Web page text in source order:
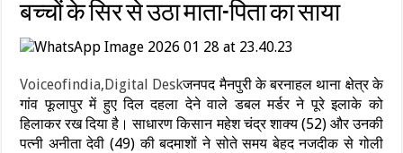
बच्चों के सिर से उठा माता-पिता का साया
Voiceofindia,Digital Deskजनपद मैनपुरी के बरनाहल थाना क्षेत्र के
गांव फूलापुर में हुए दिल दहला देने वाले डबल मर्डर ने पूरे इलाके को
हिलाकर रख दिया है। साधारण किसान महेश चंद्र शाक्य (52) और उनकी
पत्नी अनीता देवी (49) की बदमाशों ने सोते समय बेहद नजदीक से गोली